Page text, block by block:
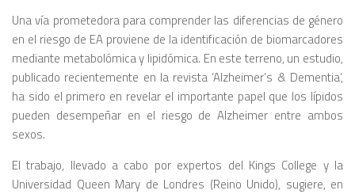
Una vía prometedora para comprender las diferencias de género
en el riesgo de EA proviene de la identificación de biomarcadores
mediante metabolómica y lipidómica. En este terreno, un estudio,
publicado recientemente en la revista ‘Alzheimer’s & Dementia’,
ha sido el primero en revelar el importante papel que los lípidos
pueden desempeñar en el riesgo de Alzheimer entre ambos
sexos.
El trabajo, llevado a cabo por expertos del Kings College y la
Universidad Queen Mary de Londres (Reino Unido), sugiere, en